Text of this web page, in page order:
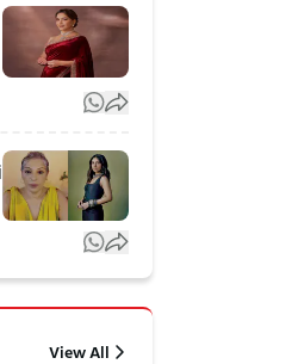
View All
'અમારા
મહોલ્લામાં